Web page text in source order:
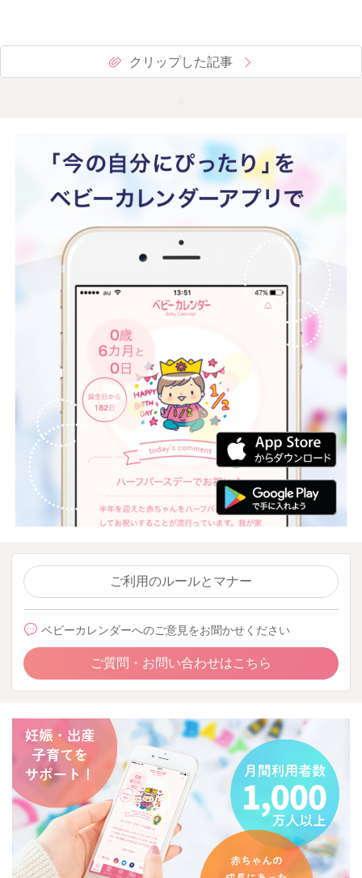
クリップした記事
ご利用のルールとマナー
ベビーカレンダーへのご意見をお聞かせください
ご質問・お問い合わせはこちら